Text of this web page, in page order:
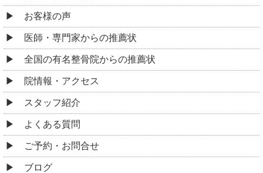
お客様の声
医師・専門家からの推薦状
全国の有名整骨院からの推薦状
院情報・アクセス
スタッフ紹介
よくある質問
ご予約・お問合せ
ブログ